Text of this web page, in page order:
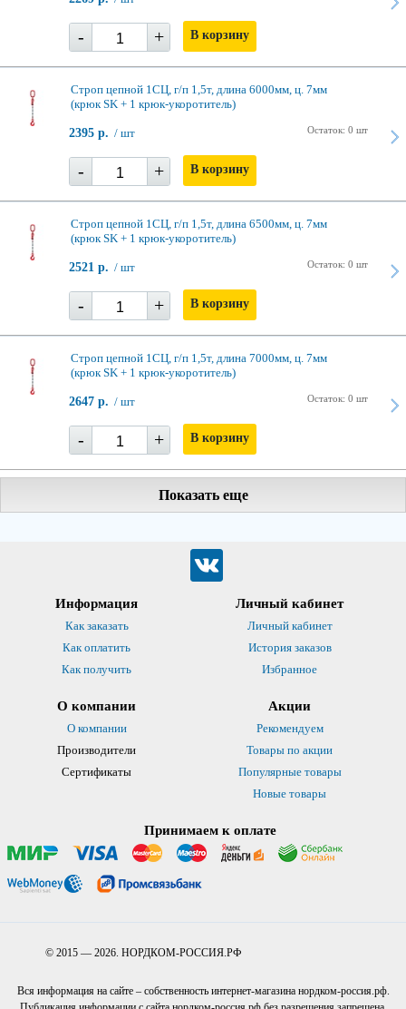
- + В корзину
Строп цепной 1СЦ, г/п 1,5т, длина 6000мм, ц. 7мм
(крюк SK + 1 крюк-укоротитель)
Остаток: 0 шт
2395 р. / шт
- + В корзину
Строп цепной 1СЦ, г/п 1,5т, длина 6500мм, ц. 7мм
(крюк SK + 1 крюк-укоротитель)
Остаток: 0 шт
2521 р. / шт
- + В корзину
Строп цепной 1СЦ, г/п 1,5т, длина 7000мм, ц. 7мм
(крюк SK + 1 крюк-укоротитель)
Остаток: 0 шт
2647 р. / шт
- + В корзину
Показать еще
Информация
Как заказать
Как оплатить
Как получить
Личный кабинет
Личный кабинет
История заказов
Избранное
О компании
О компании
Производители
Сертификаты
Акции
Рекомендуем
Товары по акции
Популярные товары
Новые товары
Принимаем к оплате
© 2015 — 2026. НОРДКОМ-РОССИЯ.РФ
Вся информация на сайте – собственность интернет-магазина нордком-россия.рф.